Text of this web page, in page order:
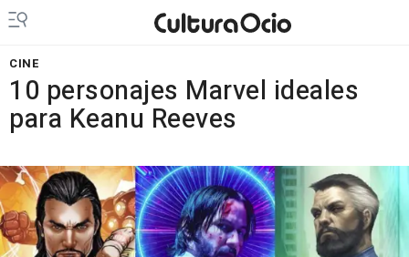
CINE
10 personajes Marvel ideales
para Keanu Reeves